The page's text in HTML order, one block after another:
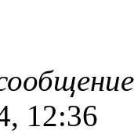
12:36